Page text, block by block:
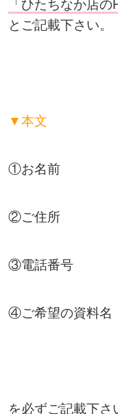
「ひたちなか店の
とご記載下さい。
▼本文
①お名前
②ご住所
③電話番号
④ご希望の資料名
を必ずご記載下さ